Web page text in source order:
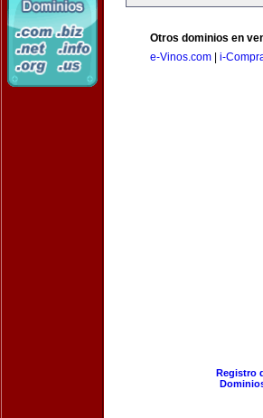
Otros dominios en
e-Vinos.com
i-
Registro